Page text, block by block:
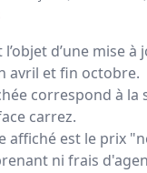
d’une mise
avril et fin octobre.
correspond à la
carrez.
affiché est le prix
ni frais